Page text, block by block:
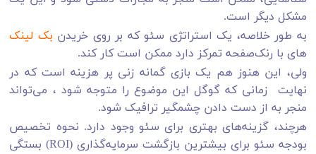
مشکل دیگر است.
به طور خلاصه، یک استراتژی سئو که بر روی خریدن بک لینک
های با رنک‌صفحه تمرکز دارد ممکن است کار کند.
ولی، این هنوز هم یک بازی گمانه زنی پر هزینه است که در
نهایت زمانی که گوگل این موضوع را متوجه شود ، می‌تواند
منجر به از دست دادن چشمگیر ترافیک شود.
هرچند، گزینه‌های بهتری برای سئو وجود دارد. نحوه تخصیص
بودجه سئو برای بیشترین بازگشت سرمایه‌گذاری (ROI) بستگی